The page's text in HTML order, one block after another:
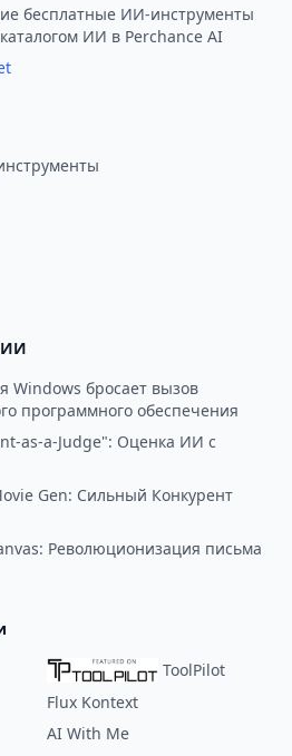
Хотя
равно
приложений.
бесплатные ИИ-инструменты
ИИ в Perchance AI
ИИ
Windows бросает вызов
программного обеспечения
as-a-Judge": Оценка ИИ с
Gen: Сильный Конкурент
Революционизация письма
ToolPilot
Flux Kontext
AI With Me